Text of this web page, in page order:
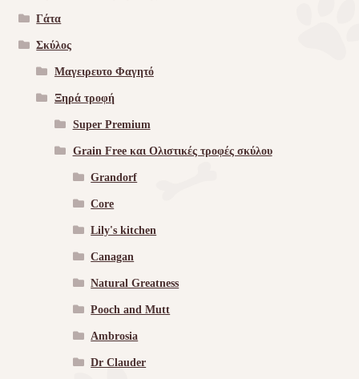
Γάτα
Σκύλος
Μαγειρευτο Φαγητό
Ξηρά τροφή
Super Premium
Grain Free και Ολιστικές τροφές σκύλου
Grandorf
Core
Lily's kitchen
Canagan
Natural Greatness
Pooch and Mutt
Ambrosia
Dr Clauder